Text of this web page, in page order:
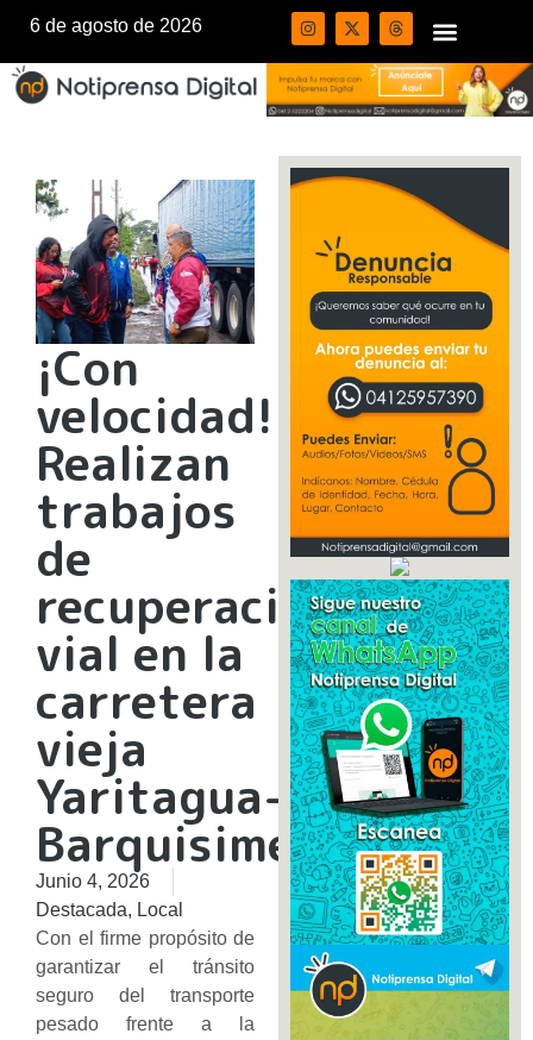
6 de agosto de 2026
¡Con
velocidad!
Realizan
trabajos
de
recuperación
vial en la
carretera
vieja
Yaritagua-
Barquisimeto
Junio 4, 2026
Destacada, Local
Con el firme propósito de
garantizar el tránsito
seguro del transporte
pesado frente a la